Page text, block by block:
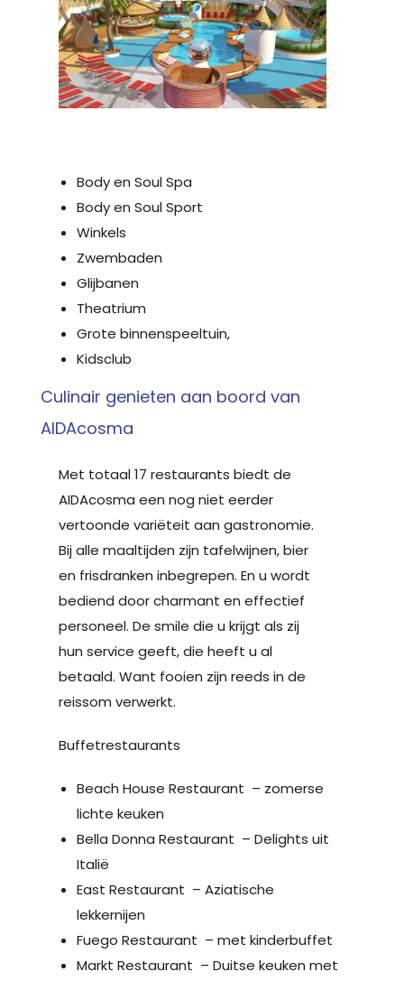
Body en Soul Spa
Body en Soul Sport
Winkels
Zwembaden
Glijbanen
Theatrium
Grote binnenspeeltuin,
Kidsclub
Culinair genieten aan boord van
AIDAcosma
Met totaal 17 restaurants biedt de
AIDAcosma een nog niet eerder
vertoonde variëteit aan gastronomie.
Bij alle maaltijden zijn tafelwijnen, bier
en frisdranken inbegrepen. En u wordt
bediend door charmant en effectief
personeel. De smile die u krijgt als zij
hun service geeft, die heeft u al
betaald. Want fooien zijn reeds in de
reissom verwerkt.
Buffetrestaurants
Beach House Restaurant – zomerse
lichte keuken
Bella Donna Restaurant – Delights uit
Italië
East Restaurant – Aziatische
lekkernijen
Fuego Restaurant – met kinderbuffet
Markt Restaurant – Duitse keuken met